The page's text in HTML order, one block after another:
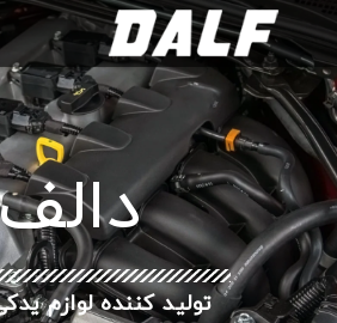
تولید کننده لوازم